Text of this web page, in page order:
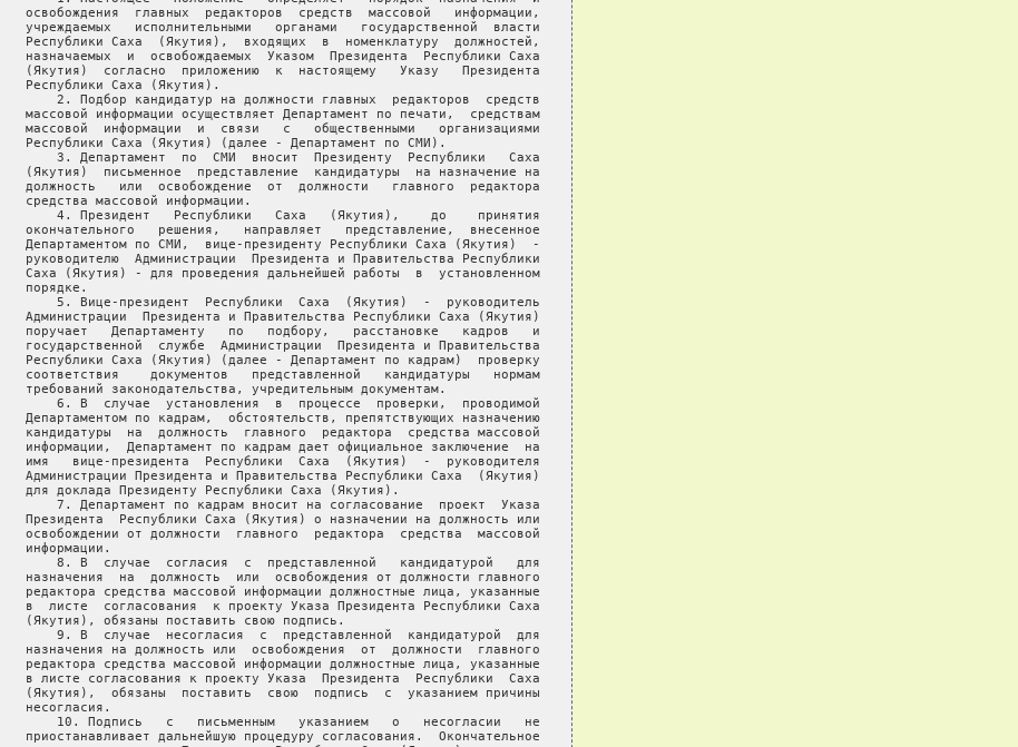
   освобождения  главных  редакторов  средств  массовой   информации,
   учреждаемых   исполнительными   органами   государственной  власти
   Республики Саха  (Якутия),  входящих  в  номенклатуру  должностей,
   назначаемых  и  освобождаемых  Указом  Президента  Республики Саха
   (Якутия)  согласно  приложению  к  настоящему   Указу   Президента
   Республики Саха (Якутия).
       2. Подбор кандидатур на должности главных  редакторов  средств
   массовой информации осуществляет Департамент по печати,  средствам
   массовой  информации  и  связи   с   общественными   организациями
   Республики Саха (Якутия) (далее - Департамент по СМИ).
       3. Департамент  по  СМИ  вносит  Президенту  Республики   Саха
   (Якутия)  письменное  представление  кандидатуры  на назначение на
   должность   или  освобождение  от  должности   главного  редактора
   средства массовой информации.
       4. Президент   Республики   Саха   (Якутия),    до    принятия
   окончательного   решения,   направляет   представление,  внесенное
   Департаментом по СМИ,  вице-президенту Республики Саха (Якутия)  -
   руководителю  Администрации  Президента и Правительства Республики
   Саха (Якутия) - для проведения дальнейшей работы  в  установленном
   порядке.
       5. Вице-президент  Республики  Саха  (Якутия)  -  руководитель
   Администрации  Президента и Правительства Республики Саха (Якутия)
   поручает   Департаменту   по   подбору,   расстановке   кадров   и
   государственной  службе  Администрации  Президента и Правительства
   Республики Саха (Якутия) (далее - Департамент по кадрам)  проверку
   соответствия    документов   представленной   кандидатуры   нормам
   требований законодательства, учредительным документам.
       6. В  случае  установления  в  процессе  проверки,  проводимой
   Департаментом по кадрам,  обстоятельств, препятствующих назначению
   кандидатуры  на  должность  главного  редактора  средства массовой
   информации,  Департамент по кадрам дает официальное заключение  на
   имя   вице-президента  Республики  Саха  (Якутия)  -  руководителя
   Администрации Президента и Правительства Республики Саха  (Якутия)
   для доклада Президенту Республики Саха (Якутия).
       7. Департамент по кадрам вносит на согласование  проект  Указа
   Президента  Республики Саха (Якутия) о назначении на должность или
   освобождении от должности  главного  редактора  средства  массовой
   информации.
       8. В  случае  согласия  с  представленной   кандидатурой   для
   назначения  на  должность  или  освобождения от должности главного
   редактора средства массовой информации должностные лица, указанные
   в  листе  согласования  к проекту Указа Президента Республики Саха
   (Якутия), обязаны поставить свою подпись.
       9. В  случае  несогласия  с  представленной  кандидатурой  для
   назначения на должность или  освобождения  от  должности  главного
   редактора средства массовой информации должностные лица, указанные
   в листе согласования к проекту Указа  Президента  Республики  Саха
   (Якутия),  обязаны  поставить  свою  подпись  с  указанием причины
   несогласия.
       10. Подпись   с   письменным   указанием   о   несогласии   не
   приостанавливает дальнейшую процедуру согласования.  Окончательное